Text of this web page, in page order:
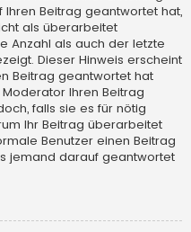
Beitrag geantwortet hat,
als überarbeitet
Anzahl als auch der letzte
Dieser Hinweis erscheint
Beitrag geantwortet hat
Ihren Beitrag
falls sie es für nötig
Ihr Beitrag überarbeitet
Benutzer einen Beitrag
jemand darauf geantwortet